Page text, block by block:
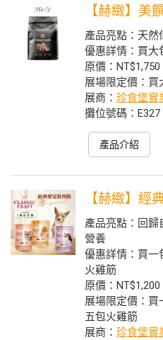
【赫緻】美
產品亮點：天然
優惠詳情：買大
原價：NT$1,750
展場限定價：買
展商： 珍食堡實
攤位號碼：E327
產品介紹
【赫緻】經
產品亮點：回歸
營養
優惠詳情：買一
火雞筋
原價：NT$1,200
展場限定價：買
五包火雞筋
展商： 珍食堡實